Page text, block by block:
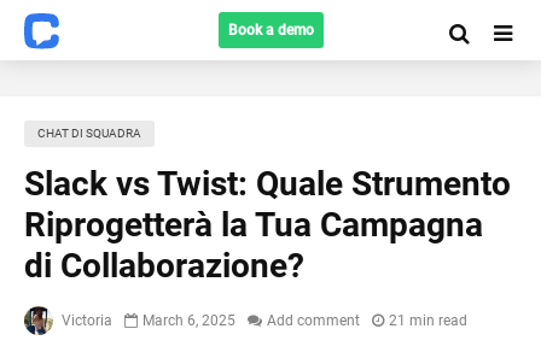
Book a demo
CHAT DI SQUADRA
Slack vs Twist: Quale Strumento
Riprogetterà la Tua Campagna
di Collaborazione?
Victoria March 6, 2025 Add comment 21 min read